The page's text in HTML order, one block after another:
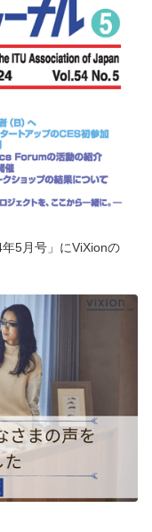
5月号」にViXionの